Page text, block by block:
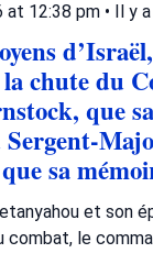
at 12:38 pm • Il y
chute du
que
sa
et son
combat, le